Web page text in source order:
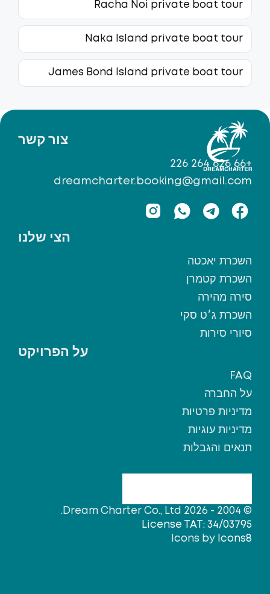
Racha Noi private boat tour
Naka Island private boat tour
James Bond Island private boat tour
הצי שלנו
השכרת יאכטה
השכרת קטמרן
סירה מהירה
השכרת ג׳ט סקי
סיורי סירות
על הפרויקט
FAQ
על החברה
מדיניות פרטיות
מדיניות עוגיות
תנאים והגבלות
צור קשר
+66 626 264 226
dreamcharter.booking@gmail.com
© 2004 - 2026 Dream Charter Co., Ltd.
License TAT: 34/03795
Icons by Icons8